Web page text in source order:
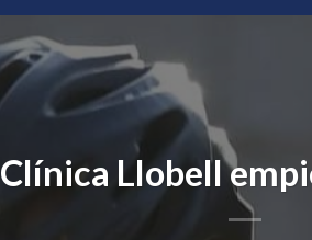
Clínica Llobell